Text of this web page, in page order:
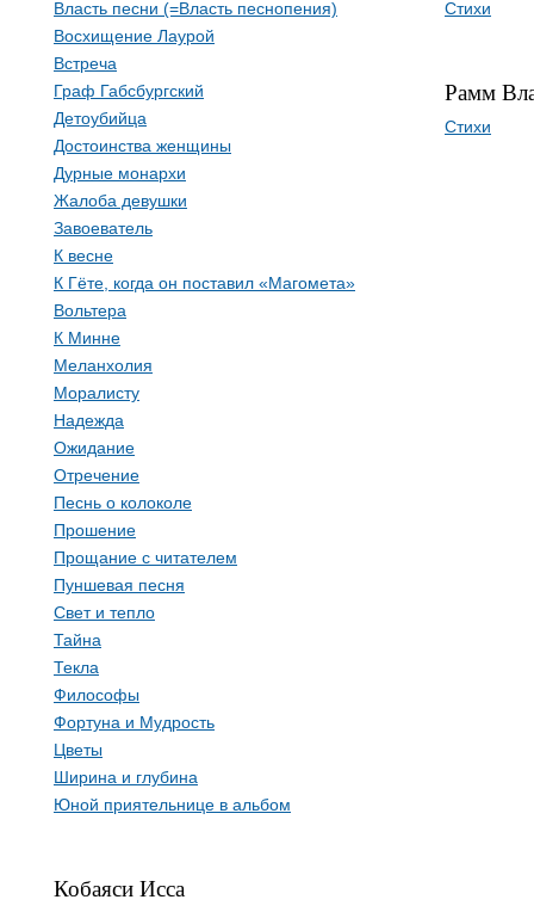
Власть песни (=Власть песнопения)
Восхищение Лаурой
Встреча
Граф Габсбургский
Детоубийца
Достоинства женщины
Дурные монархи
Жалоба девушки
Завоеватель
К весне
К Гёте, когда он поставил «Магомета»
Вольтера
К Минне
Меланхолия
Моралисту
Надежда
Ожидание
Отречение
Песнь о колоколе
Прошение
Прощание с читателем
Пуншевая песня
Свет и тепло
Тайна
Текла
Философы
Фортуна и Мудрость
Цветы
Ширина и глубина
Юной приятельнице в альбом
Кобаяси Исса
Стихи
Рамм
Стихи